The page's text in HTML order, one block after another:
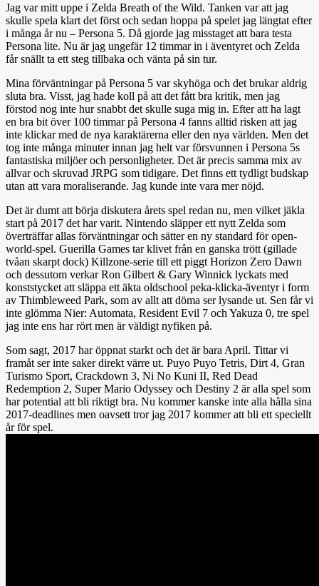
Jag var mitt uppe i Zelda Breath of the Wild. Tanken var att jag
skulle spela klart det först och sedan hoppa på spelet jag längtat efter
i många år nu – Persona 5. Då gjorde jag misstaget att bara testa
Persona lite. Nu är jag ungefär 12 timmar in i äventyret och Zelda
får snällt ta ett steg tillbaka och vänta på sin tur.
Mina förväntningar på Persona 5 var skyhöga och det brukar aldrig
sluta bra. Visst, jag hade koll på att det fått bra kritik, men jag
förstod nog inte hur snabbt det skulle suga mig in. Efter att ha lagt
en bra bit över 100 timmar på Persona 4 fanns alltid risken att jag
inte klickar med de nya karaktärerna eller den nya världen. Men det
tog inte många minuter innan jag helt var försvunnen i Persona 5s
fantastiska miljöer och personligheter. Det är precis samma mix av
allvar och skruvad JRPG som tidigare. Det finns ett tydligt budskap
utan att vara moraliserande. Jag kunde inte vara mer nöjd.
Det är dumt att börja diskutera årets spel redan nu, men vilket jäkla
start på 2017 det har varit. Nintendo släpper ett nytt Zelda som
överträffar allas förväntningar och sätter en ny standard för open-
world-spel. Guerilla Games tar klivet från en ganska trött (gillade
tvåan skarpt dock) Killzone-serie till ett piggt Horizon Zero Dawn
och dessutom verkar Ron Gilbert & Gary Winnick lyckats med
konststycket att släppa ett äkta oldschool peka-klicka-äventyr i form
av Thimbleweed Park, som av allt att döma ser lysande ut. Sen får vi
inte glömma Nier: Automata, Resident Evil 7 och Yakuza 0, tre spel
jag inte ens har rört men är väldigt nyfiken på.
Som sagt, 2017 har öppnat starkt och det är bara April. Tittar vi
framåt ser inte saker direkt värre ut. Puyo Puyo Tetris, Dirt 4, Gran
Turismo Sport, Crackdown 3, Ni No Kuni II, Red Dead
Redemption 2, Super Mario Odyssey och Destiny 2 är alla spel som
har potential att bli riktigt bra. Nu kommer kanske inte alla hålla sina
2017-deadlines men oavsett tror jag 2017 kommer att bli ett speciellt
år för spel.